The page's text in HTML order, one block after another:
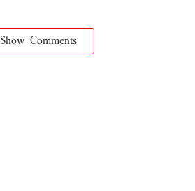
Show Comments